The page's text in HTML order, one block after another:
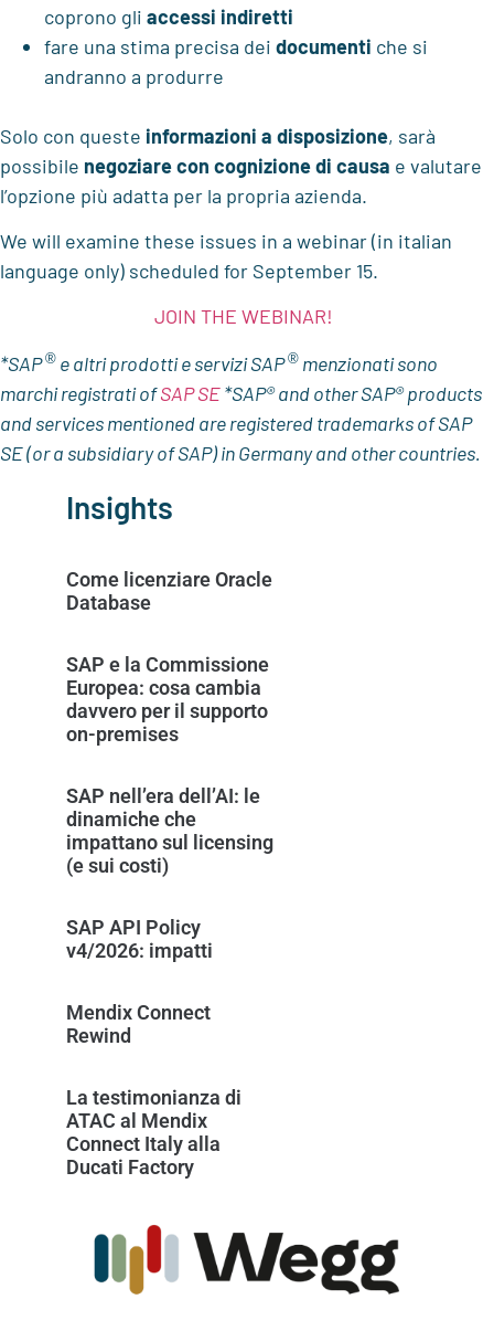
coprono gli accessi indiretti
fare una stima precisa dei documenti che si
andranno a produrre
Solo con queste informazioni a disposizione, sarà
possibile negoziare con cognizione di causa e valutare
l’opzione più adatta per la propria azienda.
We will examine these issues in a webinar (in italian
language only) scheduled for September 15.
JOIN THE WEBINAR!
*SAP® e altri prodotti e servizi SAP® menzionati sono
marchi registratiofSAP SE*SAP® and other SAP® products
and services mentioned are registered trademarks of SAP
SE (or a subsidiary of SAP) in Germany and other countries.
Insights
Come licenziare Oracle
Database
SAP e la Commissione
Europea: cosa cambia
davvero per il supporto
on-premises
SAP nell’era dell’AI: le
dinamiche che
impattano sul licensing
(e sui costi)
SAP API Policy
v4/2026: impatti
Mendix Connect
Rewind
La testimonianza di
ATAC al Mendix
Connect Italy alla
Ducati Factory